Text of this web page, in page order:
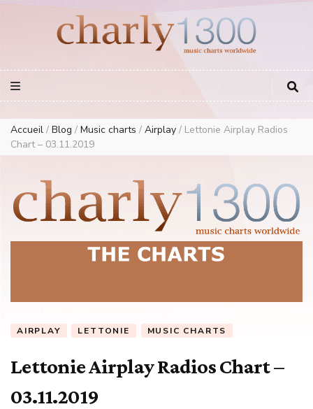
European Music Charts plus USA and Australia
Accueil / Blog / Music charts / Airplay / Lettonie Airplay Radios
Chart – 03.11.2019
AIRPLAY LETTONIE MUSIC CHARTS
Lettonie Airplay Radios Chart –
03.11.2019